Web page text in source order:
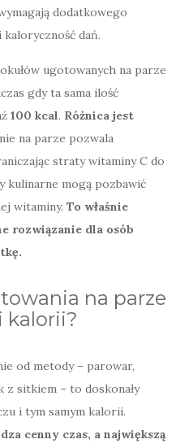
dodatkowego
kaloryczność dań.
ugotowanych na parze
gdy ta sama ilość
100 kcal. Różnica jest
na parze pozwala
straty witaminy C do
kulinarne mogą pozbawić
witaminy. To właśnie
rozwiązanie dla osób
na parze
kalorii?
od metody – parowar,
z sitkiem – to doskonały
i tym samym kalorii.
cenny czas, a największą